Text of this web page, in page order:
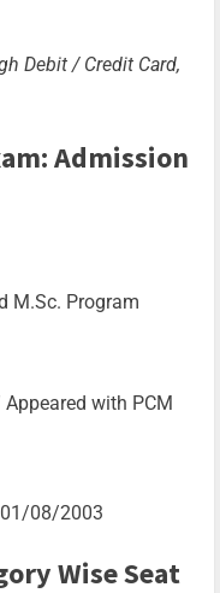
Debit / Credit Card,
Admission
M.Sc. Program
with PCM
01/08/2003
Wise Seat